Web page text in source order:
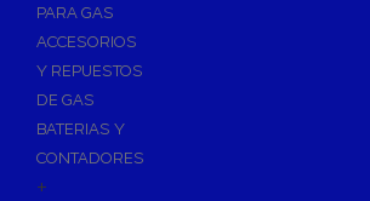
PARA GAS
ACCESORIOS
Y REPUESTOS
DE GAS
BATERIAS Y
CONTADORES
+